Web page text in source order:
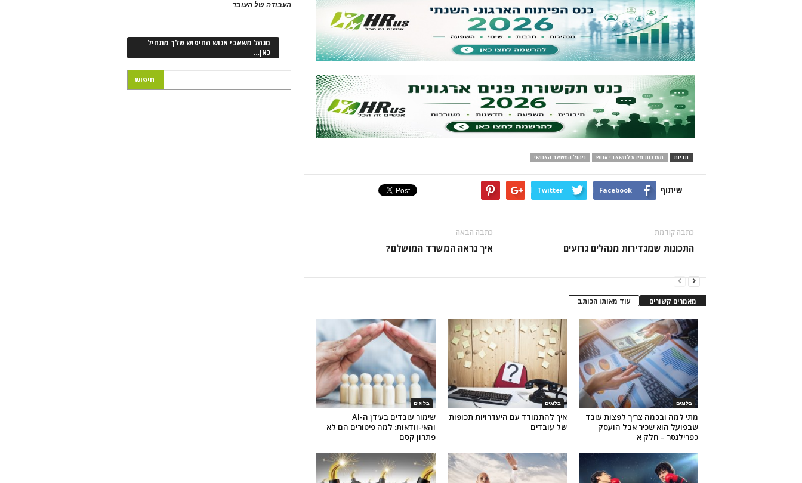
תגיות מערכות מידע למשאבי אנוש ניהול המשאב האנושי
שיתוף Facebook
Twitter
כתבה קודמת
התכונות שמגדירות מנהלים גרועים
כתבה הבאה
איך נראה המשרד המושלם?
מאמרים קשורים עוד מאותו הכותב
בלוגים
שימור עובדים בעידן ה-AI
והאי-וודאות: למה פיטורים הם לא
פתרון קסם
בלוגים
איך להתמודד עם היעדרויות תכופות
של עובדים
בלוגים
מתי למה ובכמה צריך לפצות עובד
שבפועל הוא שכיר אבל הועסק
כפרילנסר – חלק א
העבודה של העובד
מנהל משאבי אנוש החיפוש שלך מתחיל
כאן…